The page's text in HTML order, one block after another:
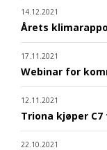
14.12.2021
Årets
17.11.2021
Webinar for
12.11.2021
Triona kjøper
22.10.2021